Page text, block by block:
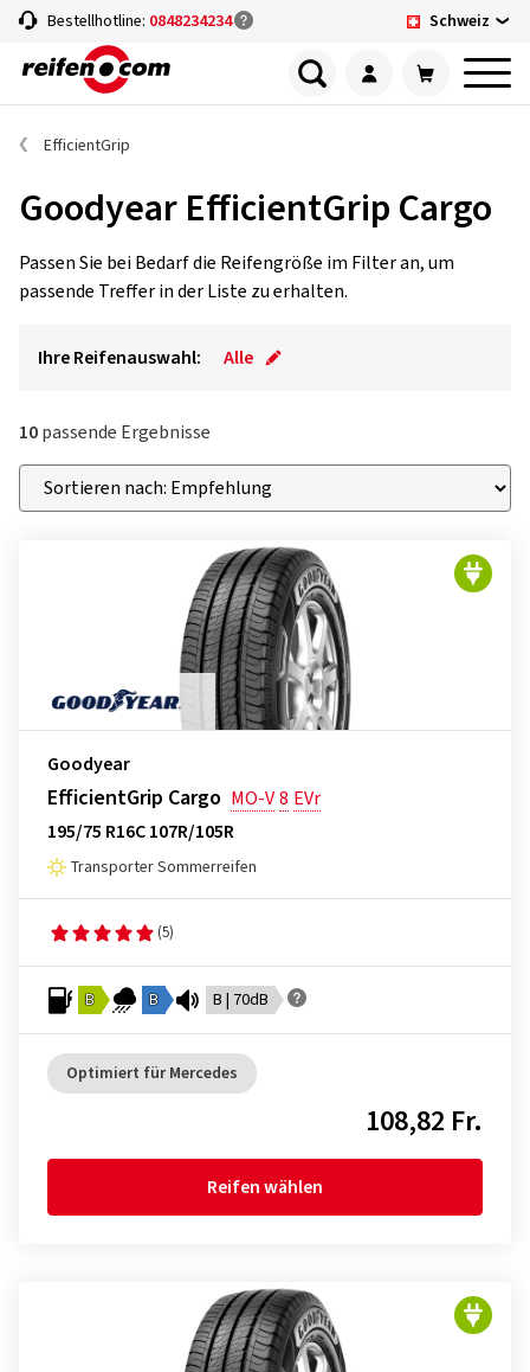
Bestellhotline: 0848234234 Schweiz
EfficientGrip
Goodyear EfficientGrip Cargo
Passen Sie bei Bedarf die Reifengröße im Filter an, um
passende Treffer in der Liste zu erhalten.
Ihre Reifenauswahl: Alle
10passende Ergebnisse
Goodyear
EfficientGrip Cargo MO-V8 EVr
195/75 R16C 107R/105R
Transporter Sommerreifen
(5)
B B B | 70dB
Optimiert für Mercedes
108,82 Fr.
Reifen wählen